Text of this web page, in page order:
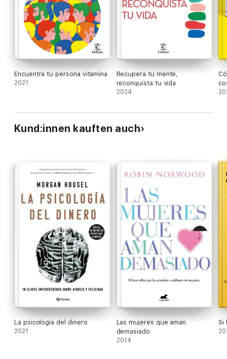
Encuentra tu persona vitamina
2021
Recupera tu mente,
reconquista tu vida
2024
Kund:innen kauften auch
La psicología del dinero
2021
Las mujeres que aman
demasiado
2014
Si